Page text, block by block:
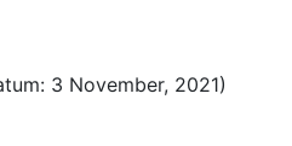
3 November, 2021)